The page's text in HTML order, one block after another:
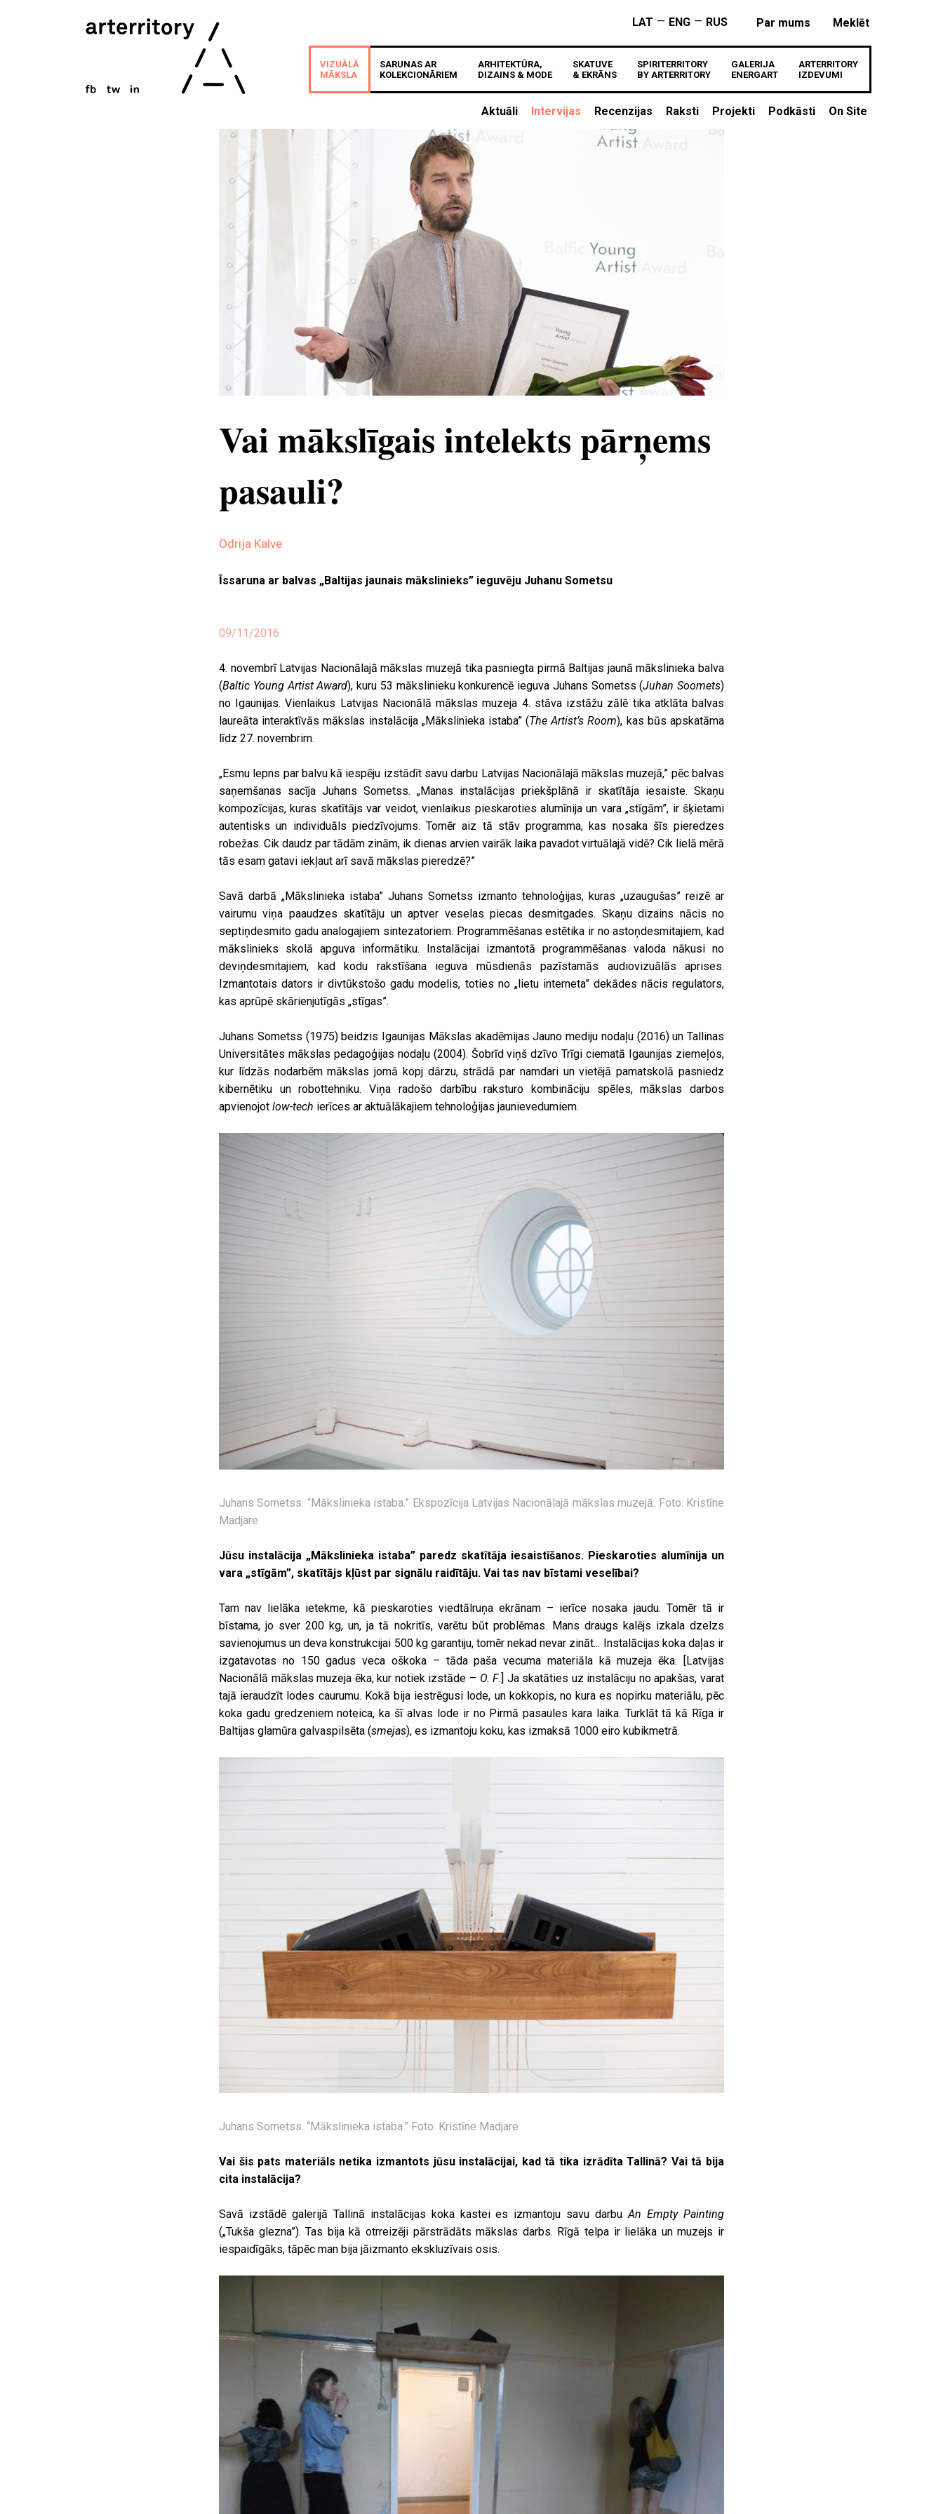
Par mums Meklēt
LAT — ENG — RUS
VIZUĀLĀ
MĀKSLA
SARUNAS AR
KOLEKCIONĀRIEM
ARHITEKTŪRA,
DIZAINS & MODE
SKATUVE
& EKRĀNS
SPIRITERRITORY
BY ARTERRITORY
GALERIJA
ENERGART
ARTERRITORY
IZDEVUMI
Aktuāli Intervijas Recenzijas Raksti Projekti Podkāsti On Site
Vai mākslīgais intelekts pārņems
pasauli?
Odrija Kalve
Īssaruna ar balvas „Baltijas jaunais mākslinieks” ieguvēju Juhanu Sometsu
09/11/2016
4. novembrī Latvijas Nacionālajā mākslas muzejā tika pasniegta pirmā Baltijas jaunā mākslinieka balva
(Baltic Young Artist Award), kuru 53 mākslinieku konkurencē ieguva Juhans Sometss (Juhan Soomets)
no Igaunijas. Vienlaikus Latvijas Nacionālā mākslas muzeja 4. stāva izstāžu zālē tika atklāta balvas
laureāta interaktīvās mākslas instalācija „Mākslinieka istaba” (The Artist’s Room), kas būs apskatāma
līdz 27. novembrim.
„Esmu lepns par balvu kā iespēju izstādīt savu darbu Latvijas Nacionālajā mākslas muzejā,” pēc balvas
saņemšanas sacīja Juhans Sometss. „Manas instalācijas priekšplānā ir skatītāja iesaiste. Skaņu
kompozīcijas, kuras skatītājs var veidot, vienlaikus pieskaroties alumīnija un vara „stīgām”, ir šķietami
autentisks un individuāls piedzīvojums. Tomēr aiz tā stāv programma, kas nosaka šīs pieredzes
robežas. Cik daudz par tādām zinām, ik dienas arvien vairāk laika pavadot virtuālajā vidē? Cik lielā mērā
tās esam gatavi iekļaut arī savā mākslas pieredzē?”
Savā darbā „Mākslinieka istaba” Juhans Sometss izmanto tehnoloģijas, kuras „uzaugušas” reizē ar
vairumu viņa paaudzes skatītāju un aptver veselas piecas desmitgades. Skaņu dizains nācis no
septiņdesmito gadu analogajiem sintezatoriem. Programmēšanas estētika ir no astoņdesmitajiem, kad
mākslinieks skolā apguva informātiku. Instalācijai izmantotā programmēšanas valoda nākusi no
deviņdesmitajiem, kad kodu rakstīšana ieguva mūsdienās pazīstamās audiovizuālās aprises.
Izmantotais dators ir divtūkstošo gadu modelis, toties no „lietu interneta” dekādes nācis regulators,
kas aprūpē skārienjutīgās „stīgas”.
Juhans Sometss (1975) beidzis Igaunijas Mākslas akadēmijas Jauno mediju nodaļu (2016) un Tallinas
Universitātes mākslas pedagoģijas nodaļu (2004). Šobrīd viņš dzīvo Trīgi ciematā Igaunijas ziemeļos,
kur līdzās nodarbēm mākslas jomā kopj dārzu, strādā par namdari un vietējā pamatskolā pasniedz
kibernētiku un robottehniku. Viņa radošo darbību raksturo kombināciju spēles, mākslas darbos
apvienojot low-tech ierīces ar aktuālākajiem tehnoloģijas jaunievedumiem.
Juhans Sometss. “Mākslinieka istaba.” Ekspozīcija Latvijas Nacionālajā mākslas muzejā. Foto: Kristīne
Madjare
Jūsu instalācija „Mākslinieka istaba” paredz skatītāja iesaistīšanos. Pieskaroties alumīnija un
vara „stīgām”, skatītājs kļūst par signālu raidītāju. Vai tas nav bīstami veselībai?
Tam nav lielāka ietekme, kā pieskaroties viedtālruņa ekrānam – ierīce nosaka jaudu. Tomēr tā ir
bīstama, jo sver 200 kg, un, ja tā nokritīs, varētu būt problēmas. Mans draugs kalējs izkala dzelzs
savienojumus un deva konstrukcijai 500 kg garantiju, tomēr nekad nevar zināt... Instalācijas koka daļas ir
izgatavotas no 150 gadus veca oškoka – tāda paša vecuma materiāla kā muzeja ēka. [Latvijas
Nacionālā mākslas muzeja ēka, kur notiek izstāde – O. F.] Ja skatāties uz instalāciju no apakšas, varat
tajā ieraudzīt lodes caurumu. Kokā bija iestrēgusi lode, un kokkopis, no kura es nopirku materiālu, pēc
koka gadu gredzeniem noteica, ka šī alvas lode ir no Pirmā pasaules kara laika. Turklāt tā kā Rīga ir
Baltijas glamūra galvaspilsēta (smejas), es izmantoju koku, kas izmaksā 1000 eiro kubikmetrā.
Juhans Sometss. “Mākslinieka istaba.” Foto: Kristīne Madjare
Vai šis pats materiāls netika izmantots jūsu instalācijai, kad tā tika izrādīta Tallinā? Vai tā bija
cita instalācija?
Savā izstādē galerijā Tallinā instalācijas koka kastei es izmantoju savu darbuAn Empty Painting
(„Tukša glezna”). Tas bija kā otrreizēji pārstrādāts mākslas darbs. Rīgā telpa ir lielāka un muzejs ir
iespaidīgāks, tāpēc man bija jāizmanto ekskluzīvais osis.